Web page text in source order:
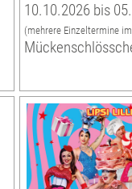
10.10.2026 bis
(mehrere Einzeltermine